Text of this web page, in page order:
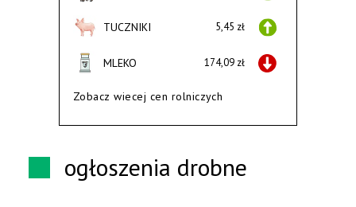
TUCZNIKI 5,45 zł
MLEKO 174,09 zł
Zobacz wiecej cen rolniczych
ogłoszenia drobne